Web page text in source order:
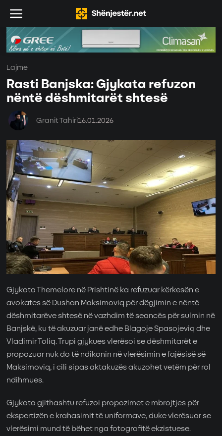
Lajme
Rasti Banjska: Gjykata refuzon
nëntë dëshmitarët shtesë
Granit Tahiri16.01.2026
Gjykata Themelore në Prishtinë ka refuzuar kërkesën e
avokates së Dushan Maksimoviq për dëgjimin e nëntë
dëshmitarëve shtesë në vazhdim të seancës për sulmin në
Banjskë, ku të akuzuar janë edhe Blagoje Spasojeviq dhe
Vladimir Toliq. Trupi gjykues vlerësoi se dëshmitarët e
propozuar nuk do të ndikonin në vlerësimin e fajësisë së
Maksimoviq, i cili sipas aktakuzës akuzohet vetëm për rol
ndihmues.
Gjykata gjithashtu refuzoi propozimet e mbrojtjes për
ekspertizën e krahasimit të uniformave, duke vlerësuar se
vlerësimi mund të bëhet nga fotografitë ekzistuese.